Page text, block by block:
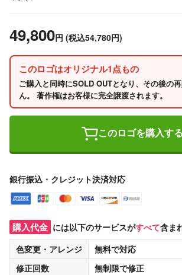
49,800円 (税込54,780円)
このロゴはオリジナル1点もの
ご購入と同時にSOLD OUTとなり、その後の
ん。 著作権はお客様に完全譲渡されます。
このロゴを購入する
銀行振込・クレジット決済対応
購入代金 には以下のサービスがすべて含ま
色変更・アレンジ
無料で対応
修正回数
無制限で修正